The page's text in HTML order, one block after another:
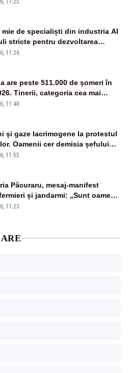
mie de specialiști din industria AI
stricte pentru dezvoltarea
artificiale
11:26
are peste 511.000 de șomeri în
Tinerii, categoria cea mai
11:48
și gaze lacrimogene la protestul
Oamenii cer demisia șefului
și s-au mutat în Piața Victoria–
11:55
Păcuraru, mesaj-manifest
și jandarmi: „Sunt oameni
nu sunt răufăcători”
11:23